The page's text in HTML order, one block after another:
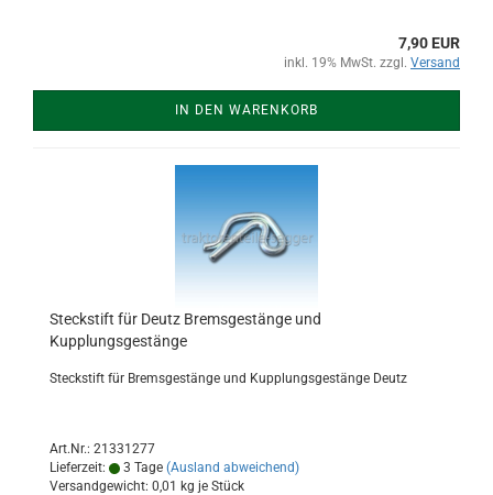
7,90 EUR
inkl. 19% MwSt. zzgl. Versand
IN DEN WARENKORB
Steckstift für Deutz Bremsgestänge und
Kupplungsgestänge
Steckstift für Bremsgestänge und Kupplungsgestänge Deutz
Art.Nr.: 21331277
Lieferzeit:
3 Tage (Ausland abweichend)
Versandgewicht: 0,01 kg je Stück